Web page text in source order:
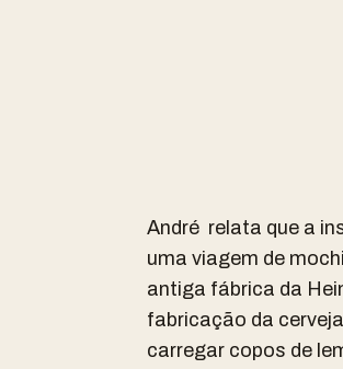
André relata que a
uma viagem de
antiga fábrica da
fabricação da
carregar copos de